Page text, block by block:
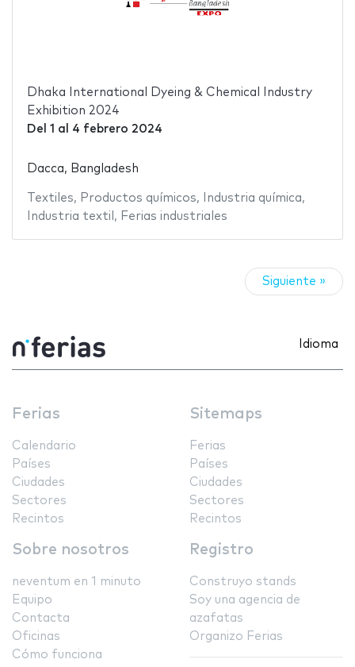
Dhaka International Dyeing & Chemical Industry
Exhibition 2024
Del 1 al 4 febrero 2024
Dacca, Bangladesh
Textiles, Productos químicos, Industria química,
Industria textil , Ferias industriales
Siguiente »
Idioma
Ferias
Calendario
Países
Ciudades
Sectores
Recintos
Sitemaps
Ferias
Países
Ciudades
Sectores
Recintos
Sobre nosotros
neventum en 1 minuto
Equipo
Contacta
Oficinas
Cómo funciona
Registro
Construyo stands
Soy una agencia de
azafatas
Organizo Ferias